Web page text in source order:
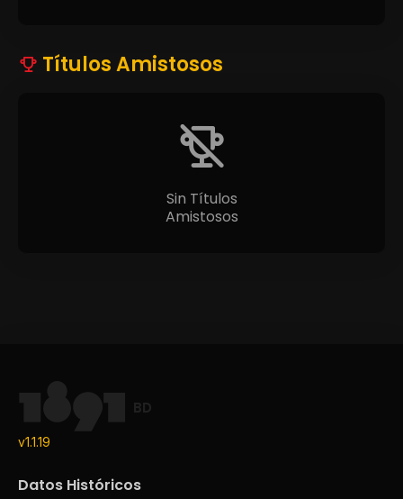
Títulos Amistosos
Sin Títulos
Amistosos
BD
v1.1.19
Datos Históricos